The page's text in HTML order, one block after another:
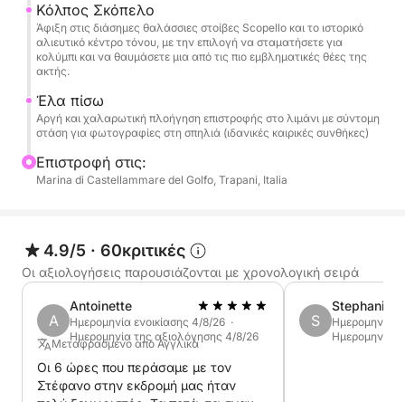
Η τιμή δεν περιλαμβάνει:
- Λιμάνια προσέγγισης (επιλογή του πελάτη)
την επιλεγμένη εκδρομή)
Ακολουθούν μερικές χρήσιμες πληροφορίες:
2 διαθέσιμες εκδρομές:
μεγαλύτερη: Blue Grotto, Cala Vruca, Scopello,
Φυσικό Καταφύγιο Zingaro (η οποία περιλαμβάνει
3 στάσεις, δηλαδή 6 συνολικά). Αυτό είναι το πιο
όμορφο δρομολόγιο για μένα. Αν έχετε άλλες
προτιμήσεις, ρωτήστε με.
Κατά τη διάρκεια της εκδρομής, έχουν
προγραμματιστεί στάσεις για κολύμπι, χαλάρωση
Κόλπος Σκόπελο
Άφιξη στις διάσημες θαλάσσιες στοίβες Scopello και το ιστορικό
αλιευτικό κέντρο τόνου, με την επιλογή να σταματήσετε για
κολύμπι και να θαυμάσετε μια από τις πιο εμβληματικές θέες της
ακτής.
Έλα πίσω
Αργή και χαλαρωτική πλοήγηση επιστροφής στο λιμάνι με σύντομη
στάση για φωτογραφίες στη σπηλιά (ιδανικές καιρικές συνθήκες)
Επιστροφή στις:
Marina di Castellammare del Golfo, Trapani, Italia
4.9/5 · 60κριτικές
Οι αξιολογήσεις παρουσιάζονται με χρονολογική σειρά
A
Antoinette
Ημερομηνία ενοικίασης 4/8/26 ·
Ημερομηνία της αξιολόγησης 4/8/26
Μεταφρασμένο από Αγγλικά
Οι 6 ώρες που περάσαμε με τον
Στέφανο στην εκδρομή μας ήταν
S
Stephanie
Ημερομηνία
Ημερομηνία